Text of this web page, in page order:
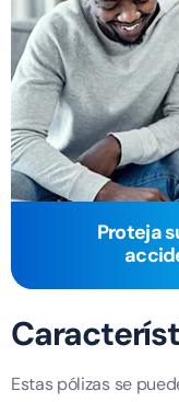
Proteja
Estas pólizas se